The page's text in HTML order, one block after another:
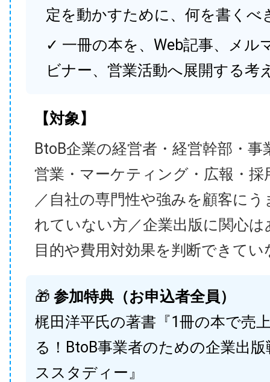
定を動かすために、何を書くべ
✓ 一冊の本を、Web記事、メル
ビナー、営業活動へ展開する考
【対象】
BtoB企業の経営者・経営幹部・事
営業・マーケティング・広報・採
／自社の専門性や強みを顧客に
れていない方／企業出版に関心
目的や費用対効果を判断できてい
🎁 参加特典（お申込者全員）
梶田洋平氏の著書『1冊の本で売
る！BtoB事業者のための企業出
ススタディー』